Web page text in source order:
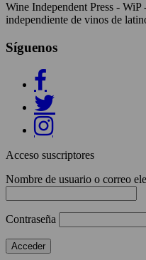
Wine Independent Press - WiP
independiente de vinos de
Síguenos
Acceso suscriptores
Nombre de usuario o correo
Contraseña